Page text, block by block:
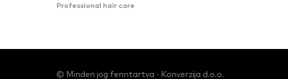
Professional hair care
© Minden jog fenntartva · Konverzija d.o.o.